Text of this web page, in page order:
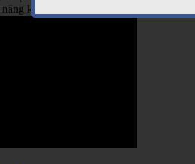
khác cập nhật thường xuyên